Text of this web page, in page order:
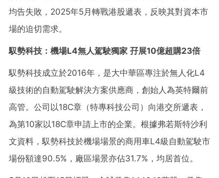
均告失敗，2025年5月轉戰港股遞表，反映其對資本市
場的迫切需求。
馭勢科技：機場L4無人駕駛獨家 孖展10億超購23倍
馭勢科技成立於2016年，是大中華區專注於無人化L4
級技術的自動駕駛解決方案供應商，創始人為英特爾前
高管。公司以18C章（特專科技公司）向港交所遞表，
為第10家以18C章申請上市的企業。根據弗若斯特沙利
文資料，馭勢科技於機場場景的商用車L4級自動駕駛市
場份額達90.5%，廠區場景亦佔31.7%，均居首位。